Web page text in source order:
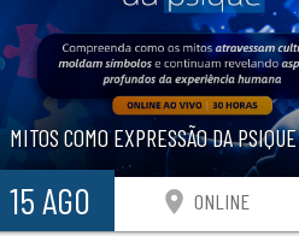
MITOS COMO EXPRESSÃO DA PSIQUE
15 AGO location_on ONLINE